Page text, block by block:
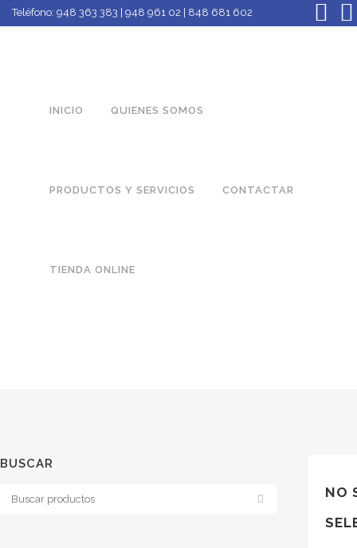
Teléfono: 948 363 383 | 948 961 02 | 848 681 602
INICIO QUIENES SOMOS
PRODUCTOS Y SERVICIOS CONTACTAR
TIENDA ONLINE
BUSCAR
NO